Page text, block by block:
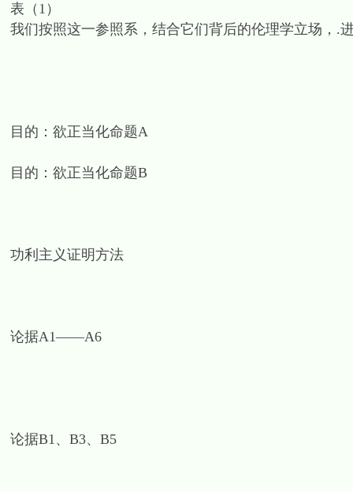
表（1）
我们按照这一参照系，结合它们背后的伦理学立场，.
目的：欲正当化命题A
目的：欲正当化命题B
功利主义证明方法
论据A1——A6
论据B1、B3、B5